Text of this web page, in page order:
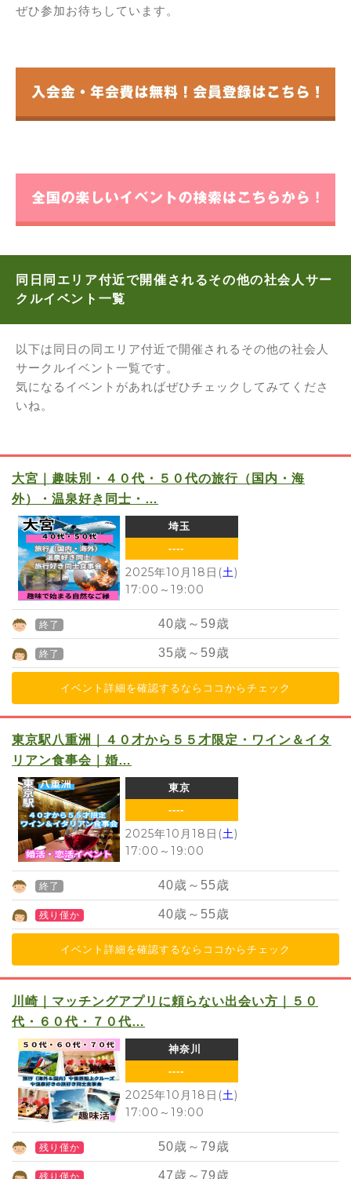
ぜひ参加お待ちしています。
同日同エリア付近で開催されるその他の社会人サー
クルイベント一覧
以下は同日の同エリア付近で開催されるその他の社会人
サークルイベント一覧です。
気になるイベントがあればぜひチェックしてみてくださ
いね。
大宮｜趣味別・４０代・５０代の旅行（国内・海
外）・温泉好き同士・…
埼玉
----
2025年10月18日(土)
17:00 ～ 19:00
終了 40歳～ 59歳
終了 35歳～ 59歳
イベント詳細を確認するならココからチェック
東京駅八重洲｜４０才から５５才限定・ワイン＆イタ
リアン食事会｜婚…
東京
----
2025年10月18日(土)
17:00 ～ 19:00
終了 40歳～ 55歳
残り僅か 40歳～ 55歳
イベント詳細を確認するならココからチェック
川崎｜マッチングアプリに頼らない出会い方｜５０
代・６０代・７０代…
神奈川
----
2025年10月18日(土)
17:00 ～ 19:00
残り僅か 50歳～79歳
47歳～79歳